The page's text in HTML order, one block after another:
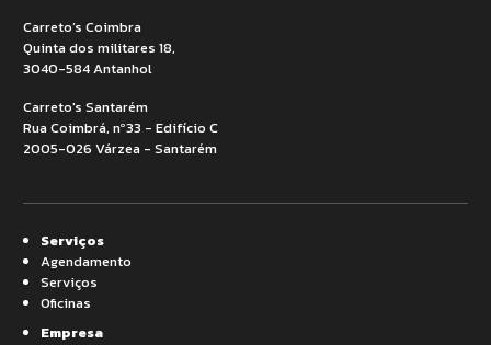
Carreto’s Coimbra
Quinta dos militares 18,
3040-584 Antanhol
Carreto's Santarém
Rua Coimbrá, nº33 - Edifício C
2005-026 Várzea - Santarém
Serviços
Agendamento
Serviços
Oficinas
Empresa